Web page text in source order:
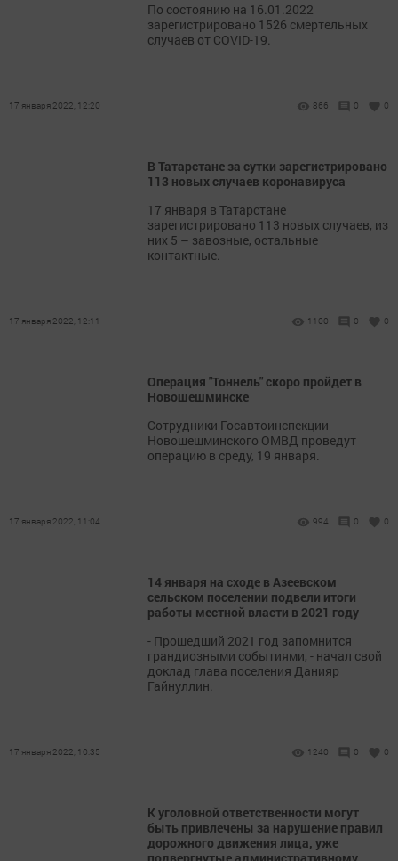
По состоянию на 16.01.2022
зарегистрировано 1526 смертельных
случаев от COVID-19.
17 января 2022, 12:20 866 0 0
В Татарстане за сутки зарегистрировано
113 новых случаев коронавируса
17 января в Татарстане
зарегистрировано 113 новых случаев, из
них 5 – завозные, остальные
контактные.
17 января 2022, 12:11 1100 0 0
Операция "Тоннель" скоро пройдет в
Новошешминске
Сотрудники Госавтоинспекции
Новошешминского ОМВД проведут
операцию в среду, 19 января.
17 января 2022, 11:04 994 0 0
14 января на сходе в Азеевском
сельском поселении подвели итоги
работы местной власти в 2021 году
- Прошедший 2021 год запомнится
грандиозными событиями, - начал свой
доклад глава поселения Данияр
Гайнуллин.
17 января 2022, 10:35 1240 0 0
К уголовной ответственности могут
быть привлечены за нарушение правил
дорожного движения лица, уже